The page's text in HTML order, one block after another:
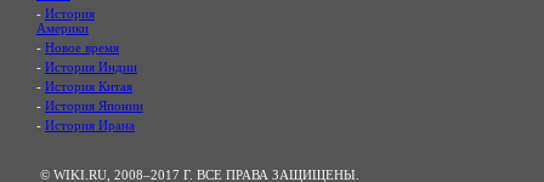
- История
Америки
- Новое время
- История Индии
- История Китая
- История Японии
- История Ирана
© WIKI.RU, 2008–2017 Г. ВСЕ ПРАВА ЗАЩИЩЕНЫ.